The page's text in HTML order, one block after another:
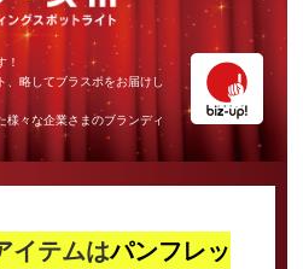
！
略してブラスポをお届けし
様々な企業さまのブランディ
イテムはパンフレッ